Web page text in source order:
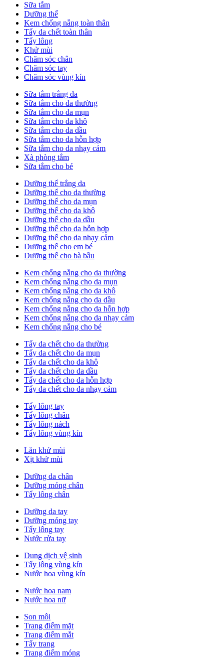
Sữa tắm
Dưỡng thể
Kem chống nắng toàn thân
Tẩy da chết toàn thân
Tẩy lông
Khử mùi
Chăm sóc chân
Chăm sóc tay
Chăm sóc vùng kín
Sữa tắm trắng da
Sữa tắm cho da thường
Sữa tắm cho da mụn
Sữa tắm cho da khô
Sữa tắm cho da dầu
Sữa tắm cho da hỗn hợp
Sữa tắm cho da nhạy cảm
Xà phòng tắm
Sữa tắm cho bé
Dưỡng thể trắng da
Dưỡng thể cho da thường
Dưỡng thể cho da mụn
Dưỡng thể cho da khô
Dưỡng thể cho da dầu
Dưỡng thể cho da hỗn hợp
Dưỡng thể cho da nhạy cảm
Dưỡng thể cho em bé
Dưỡng thể cho bà bầu
Kem chống nắng cho da thường
Kem chống nắng cho da mụn
Kem chống nắng cho da khô
Kem chống nắng cho da dầu
Kem chống nắng cho da hỗn hợp
Kem chống nắng cho da nhạy cảm
Kem chống nắng cho bé
Tẩy da chết cho da thường
Tẩy da chết cho da mụn
Tẩy da chết cho da khô
Tẩy da chết cho da dầu
Tẩy da chết cho da hỗn hợp
Tẩy da chết cho da nhạy cảm
Tẩy lông tay
Tẩy lông chân
Tẩy lông nách
Tẩy lông vùng kín
Lăn khử mùi
Xịt khử mùi
Dưỡng da chân
Dưỡng móng chân
Tẩy lông chân
Dưỡng da tay
Dưỡng móng tay
Tẩy lông tay
Nước rửa tay
Dung dịch vệ sinh
Tẩy lông vùng kín
Nước hoa vùng kín
Nước hoa nam
Nước hoa nữ
Son môi
Trang điểm mặt
Trang điểm mắt
Tẩy trang
Trang điểm móng